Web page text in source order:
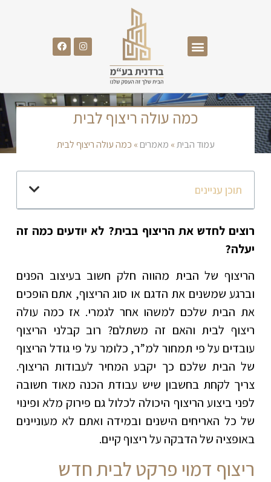
כמה עולה ריצוף לבית
עמוד הבית» מאמרים » כמה עולה ריצוף לבית
תוכן עניינים
רוצים לחדש את הריצוף בבית? לא יודעים כמה זה
יעלה?
הריצוף של הבית מהווה חלק חשוב בעיצוב הפנים
וברגע שמשנים את הדגם או סוג הריצוף, אתם הופכים
את הבית שלכם למשהו אחר לגמרי. אז כמה עולה
ריצוף לבית והאם זה משתלם? רוב קבלני הריצוף
עובדים על פי תמחור למ”ר, כלומר על פי גודל הריצוף
של הבית שלכם כך יקבע המחיר לעבודות הריצוף.
צריך לקחת בחשבון שיש עבודת הכנה מאוד חשובה
לפני ביצוע הריצוף היכולה לכלול גם פירוק מלא ופינוי
של כל האריחים הישנים ובמידה ואתם לא מעוניינים
באופציה של הדבקה על ריצוף קיים.
ריצוף דמוי פרקט לבית חדש